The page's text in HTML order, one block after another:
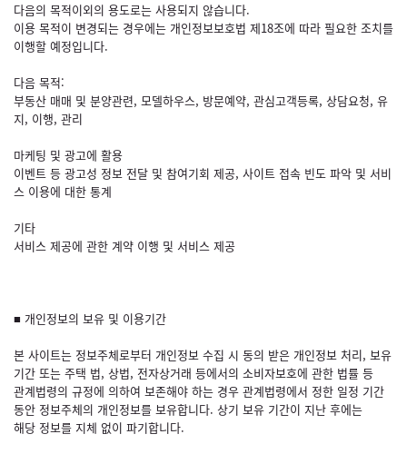
다음의 목적이외의 용도로는 사용되지 않습니다.
이용 목적이 변경되는 경우에는 개인정보보호법 제18조에 따라 필요한 조치를
이행할 예정입니다.
다음 목적:
부동산 매매 및 분양관련, 모델하우스, 방문예약, 관심고객등록, 상담요청, 유
지, 이행, 관리
마케팅 및 광고에 활용
이벤트 등 광고성 정보 전달 및 참여기회 제공, 사이트 접속 빈도 파악 및 서비
스 이용에 대한 통계
기타
서비스 제공에 관한 계약 이행 및 서비스 제공
■ 개인정보의 보유 및 이용기간
본 사이트는 정보주체로부터 개인정보 수집 시 동의 받은 개인정보 처리, 보유
기간 또는 주택 법, 상법, 전자상거래 등에서의 소비자보호에 관한 법률 등
관계법령의 규정에 의하여 보존해야 하는 경우 관계법령에서 정한 일정 기간
동안 정보주체의 개인정보를 보유합니다. 상기 보유 기간이 지난 후에는
해당 정보를 지체 없이 파기합니다.